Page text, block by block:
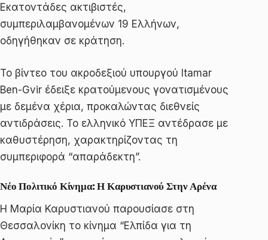
Εκατοντάδες ακτιβιστές,
συμπεριλαμβανομένων 19 Ελλήνων,
οδηγήθηκαν σε κράτηση.
Το βίντεο του ακροδεξιού υπουργού Itamar
Ben-Gvir έδειξε κρατούμενους γονατισμένους
με δεμένα χέρια, προκαλώντας διεθνείς
αντιδράσεις. Το ελληνικό ΥΠΕΞ αντέδρασε με
καθυστέρηση, χαρακτηρίζοντας τη
συμπεριφορά “απαράδεκτη”.
Νέο Πολιτικό Κίνημα: Η Καρυστιανού Στην Αρένα
Η Μαρία Καρυστιανού παρουσίασε στη
Θεσσαλονίκη το κίνημα “Ελπίδα για τη